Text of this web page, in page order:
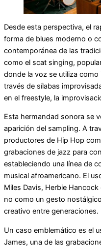
Desde esta perspectiva, el
forma de blues moderno o
contemporánea de las
como el scat singing,
donde la voz se utiliza
través de sílabas
en el freestyle, la
Esta hermandad sonora se
aparición del sampling. A
productores de Hip Hop
grabaciones de jazz para
estableciendo una línea de
musical afroamericano. El
Miles Davis, Herbie
no como un gesto
creativo entre generaciones.
Un caso emblemático es el
James, una de las